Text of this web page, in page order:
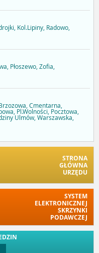
Kol.Lipiny, Radowo,
Płoszewo, Zofia,
Cmentarna,
Pl.Wolności, Pocztowa,
Ulmów, Warszawska,
STRONA
GŁÓWNA
URZĘDU
SYSTEM
ELEKTRONICZNEJ
SKRZYNKI
PODAWCZEJ